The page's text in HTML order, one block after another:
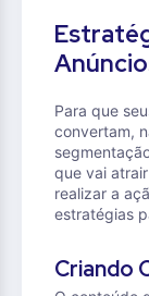
Para que
convertam,
que vai
realizar a
estratégias
Criando